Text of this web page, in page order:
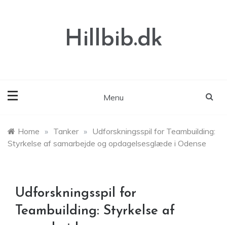
Hillbib.dk
Menu
Home » Tanker » Udforskningsspil for Teambuilding:
Styrkelse af samarbejde og opdagelsesglæde i Odense
Udforskningsspil for
Teambuilding: Styrkelse af